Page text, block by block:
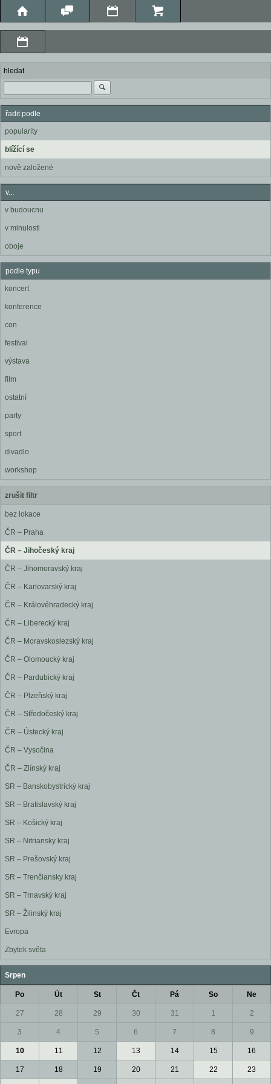
hledat
řadit podle
popularity
blížící se
nově založené
v...
v budoucnu
v minulosti
oboje
podle typu
koncert
konference
con
festival
výstava
film
ostatní
party
sport
divadlo
workshop
zrušit filtr
bez lokace
ČR – Praha
ČR – Jihočeský kraj
ČR – Jihomoravský kraj
ČR – Karlovarský kraj
ČR – Královéhradecký kraj
ČR – Liberecký kraj
ČR – Moravskoslezský kraj
ČR – Olomoucký kraj
ČR – Pardubický kraj
ČR – Plzeňský kraj
ČR – Středočeský kraj
ČR – Ústecký kraj
ČR – Vysočina
ČR – Zlínský kraj
SR – Banskobystrický kraj
SR – Bratislavský kraj
SR – Košický kraj
SR – Nitriansky kraj
SR – Prešovský kraj
SR – Trenčiansky kraj
SR – Trnavský kraj
SR – Žilinský kraj
Evropa
Zbytek světa
Srpen
Po Út St Čt Pá So Ne
27 28 29 30 31 1 2
3 4 5 6 7 8 9
10 11 12 13 14 15 16
17 18 19 20 21 22 23